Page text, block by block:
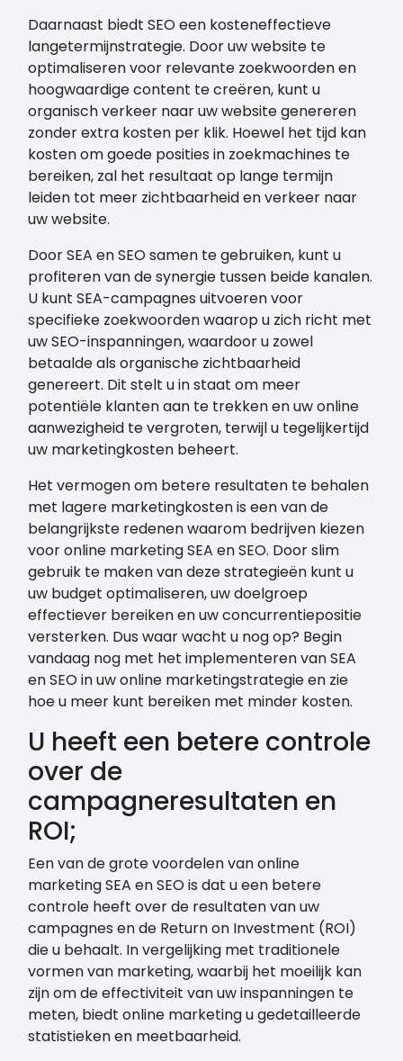
Daarnaast biedt SEO een kosteneffectieve
langetermijnstrategie. Door uw website te
optimaliseren voor relevante zoekwoorden en
hoogwaardige content te creëren, kunt u
organisch verkeer naar uw website genereren
zonder extra kosten per klik. Hoewel het tijd kan
kosten om goede posities in zoekmachines te
bereiken, zal het resultaat op lange termijn
leiden tot meer zichtbaarheid en verkeer naar
uw website.
Door SEA en SEO samen te gebruiken, kunt u
profiteren van de synergie tussen beide kanalen.
U kunt SEA-campagnes uitvoeren voor
specifieke zoekwoorden waarop u zich richt met
uw SEO-inspanningen, waardoor u zowel
betaalde als organische zichtbaarheid
genereert. Dit stelt u in staat om meer
potentiële klanten aan te trekken en uw online
aanwezigheid te vergroten, terwijl u tegelijkertijd
uw marketingkosten beheert.
Het vermogen om betere resultaten te behalen
met lagere marketingkosten is een van de
belangrijkste redenen waarom bedrijven kiezen
voor online marketing SEA en SEO. Door slim
gebruik te maken van deze strategieën kunt u
uw budget optimaliseren, uw doelgroep
effectiever bereiken en uw concurrentiepositie
versterken. Dus waar wacht u nog op? Begin
vandaag nog met het implementeren van SEA
en SEO in uw online marketingstrategie en zie
hoe u meer kunt bereiken met minder kosten.
U heeft een betere controle
over de
campagneresultaten en
ROI;
Een van de grote voordelen van online
marketing SEA en SEO is dat u een betere
controle heeft over de resultaten van uw
campagnes en de Return on Investment (ROI)
die u behaalt. In vergelijking met traditionele
vormen van marketing, waarbij het moeilijk kan
zijn om de effectiviteit van uw inspanningen te
meten, biedt online marketing u gedetailleerde
statistieken en meetbaarheid.